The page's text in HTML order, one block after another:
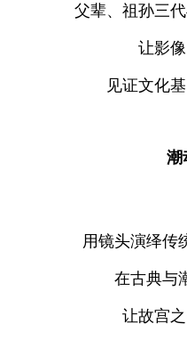
父辈、祖孙三
让影
见证文化
潮
用镜头演绎传
在古典与
让故宫